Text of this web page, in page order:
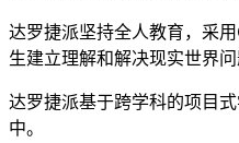
达罗捷派坚持全人教育，采
生建立理解和解决现实世界
达罗捷派基于跨学科的项目
中。